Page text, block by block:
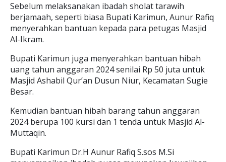
Sebelum melaksanakan ibadah sholat tarawih
berjamaah, seperti biasa Bupati Karimun, Aunur Rafiq
menyerahkan bantuan kepada para petugas Masjid
Al-Ikram.
Bupati Karimun juga menyerahkan bantuan hibah
uang tahun anggaran 2024 senilai Rp 50 juta untuk
Masjid Ashabil Qur’an Dusun Niur, Kecamatan Sugie
Besar.
Kemudian bantuan hibah barang tahun anggaran
2024 berupa 100 kursi dan 1 tenda untuk Masjid Al-
Muttaqin.
Bupati Karimun Dr.H Aunur Rafiq S.sos M.Si